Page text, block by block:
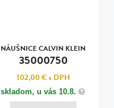
NÁUŠNICE CALVIN KLEIN
35000750
102,00 €s DPH
skladom, u vás 10.8.